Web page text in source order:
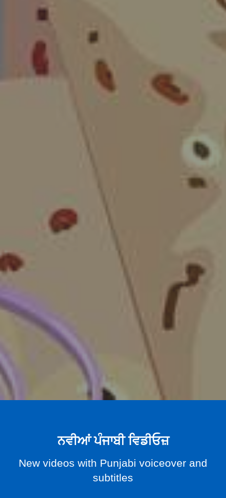
ਨਵੀਆਂ ਪੰਜਾਬੀ ਵਿਡੀਓਜ਼
New videos with Punjabi voiceover and
subtitles